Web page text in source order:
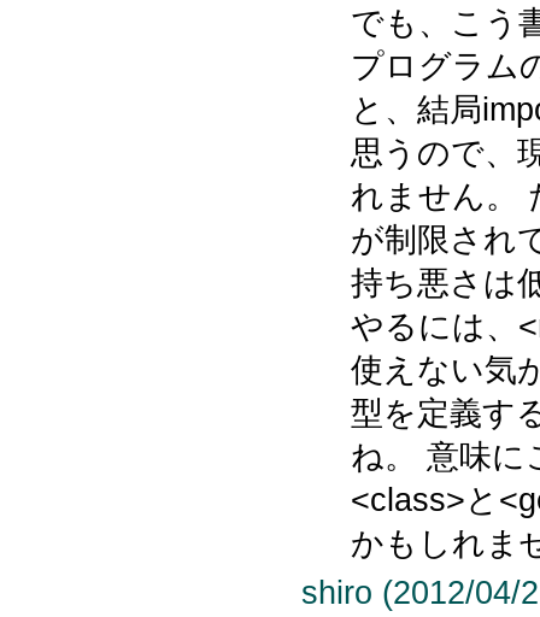
でも、こう
プログラム
と、結局
思うので、
れません。
が制限され
持ち悪さは
やるには、
使えない気
型を定義す
ね。 意味に
<class>と
かもしれま
shiro (2012/04/